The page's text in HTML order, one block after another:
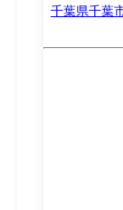
千葉県千葉